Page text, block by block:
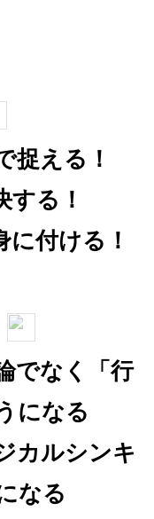
捉える！
する！
に付ける！
でなく「行
になる
カルシンキ
なる